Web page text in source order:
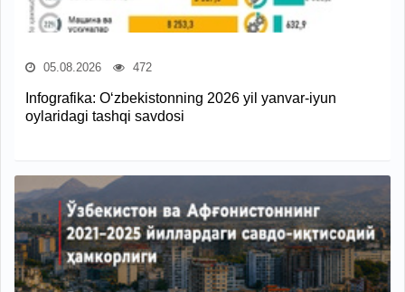
05.08.2026 472
Infografika: O‘zbekistonning 2026 yil yanvar-iyun
oylaridagi tashqi savdosi